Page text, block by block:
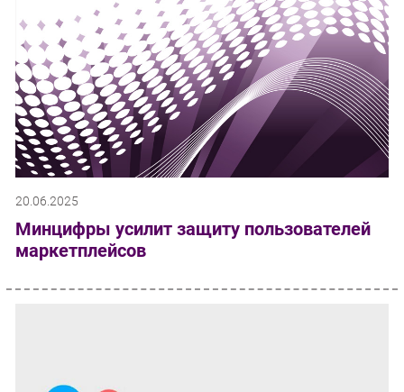
20.06.2025
Минцифры усилит защиту пользователей
маркетплейсов